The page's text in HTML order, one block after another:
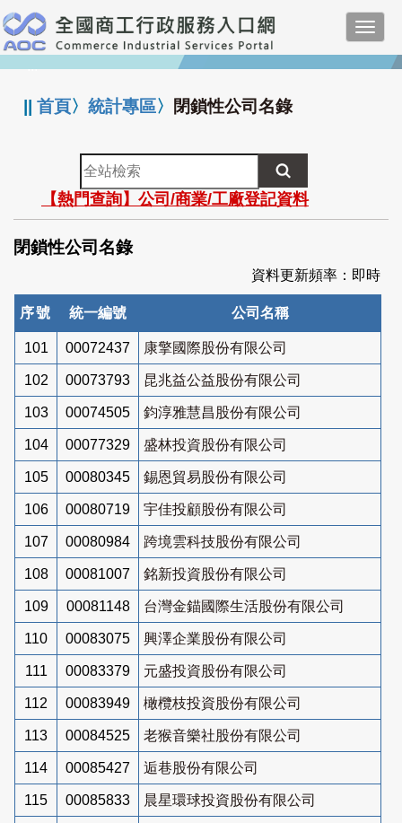
跳
到
主
要
:::
||首頁〉統計專區〉 閉鎖性公司名錄
全
站
檢
索
【熱門查詢】公司/商業/工廠登記資料
閉鎖性公司名錄
資料更新頻率：即時
序號 統一編號 公司名稱
101 00072437 康擎國際股份有限公司
102 00073793 昆兆益公益股份有限公司
103 00074505 鈞淳雅慧昌股份有限公司
104 00077329 盛林投資股份有限公司
105 00080345 錫恩貿易股份有限公司
106 00080719 宇佳投顧股份有限公司
107 00080984 跨境雲科技股份有限公司
108 00081007 銘新投資股份有限公司
109 00081148 台灣金錨國際生活股份有限公司
110 00083075 興澤企業股份有限公司
111 00083379 元盛投資股份有限公司
112 00083949 橄欖枝投資股份有限公司
113 00084525 老猴音樂社股份有限公司
114 00085427 逅巷股份有限公司
115 00085833 晨星環球投資股份有限公司